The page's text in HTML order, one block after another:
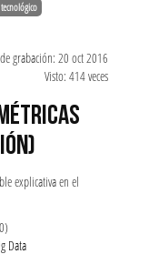
grabación: 20 oct 2016
Visto: 414 veces
explicativa en el
Data